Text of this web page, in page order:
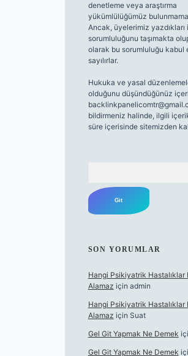
denetleme veya araştırma
yükümlülüğümüz
Ancak, üyelerimiz yazdıkları
sorumluluğunu taşımakta
olarak bu sorumluluğu kabul
sayılırlar.
Hukuka ve yasal
olduğunu düşündüğünüz
bildirmeniz halinde, ilgili
süre içerisinde sitemizden
SON YORUMLAR
Hangi Psikiyatrik Hastalıklar
Alamaz için admin
Hangi Psikiyatrik Hastalıklar
Alamaz için Suat
Gel Git Yapmak Ne Demek
Gel Git Yapmak Ne Demek